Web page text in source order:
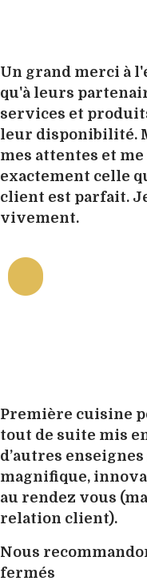
Un grand merci à
qu'à leurs
services et
leur disponibilité.
mes attentes et
exactement celle
client est parfait.
vivement.
Première cuisine
tout de suite mis
d’autres
magnifique,
au rendez vous
relation client).
Nous
fermés